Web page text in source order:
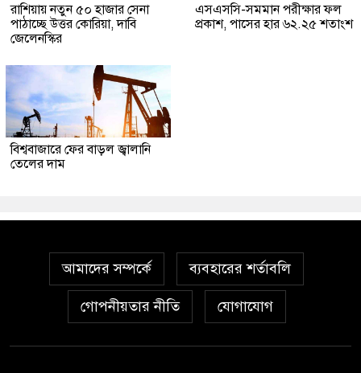
রাশিয়ায় নতুন ৫০ হাজার সেনা
পাঠাচ্ছে উত্তর কোরিয়া, দাবি
জেলেনস্কির
এসএসসি-সমমান পরীক্ষার ফল
প্রকাশ, পাসের হার ৬২.২৫ শতাংশ
বিশ্ববাজারে ফের বাড়ল জ্বালানি
তেলের দাম
আমাদের সম্পর্কে ব্যবহারের শর্তাবলি
গোপনীয়তার নীতি যোগাযোগ